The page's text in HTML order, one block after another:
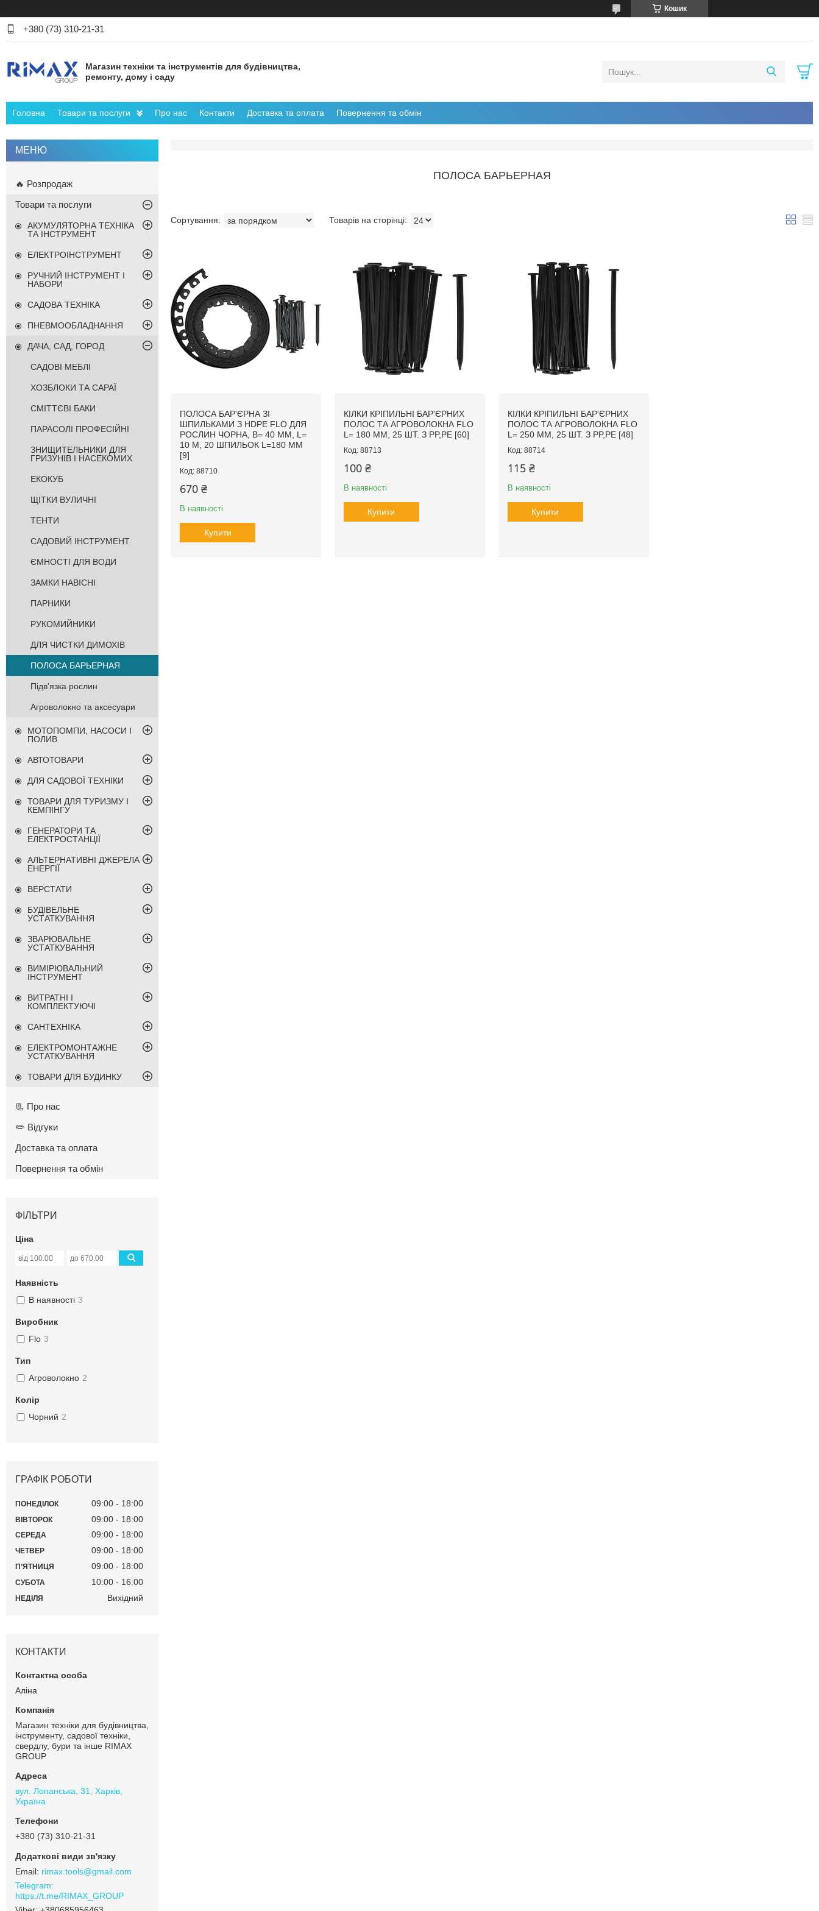
Кошик
+380 (73) 310-21-31
Магазин техніки та інструментів для будівництва,
ремонту, дому і саду
Головна Товари та послуги Про нас Контакти Доставка та оплата Повернення та обмін
ПОЛОСА БАРЬЕРНАЯ
ПОЛОСА БАР'ЄРНА ЗІ
ШПИЛЬКАМИ З HDPE FLO ДЛЯ
РОСЛИН ЧОРНА, B= 40 ММ, L=
10 М, 20 ШПИЛЬОК L=180 ММ
[9]
88710
670 ₴
В наявності
Купити
КІЛКИ КРІПИЛЬНІ БАР'ЄРНИХ
ПОЛОС ТА АГРОВОЛОКНА FLO
L= 180 ММ, 25 ШТ. З PP,PE [60]
88713
100 ₴
В наявності
Купити
КІЛКИ КРІПИЛЬНІ БАР'ЄРНИХ
ПОЛОС ТА АГРОВОЛОКНА FLO
L= 250 ММ, 25 ШТ. З PP,PE [48]
88714
115 ₴
В наявності
Купити
🔥 Розпродаж
Товари та послуги
АКУМУЛЯТОРНА ТЕХНІКА
ТА ІНСТРУМЕНТ
ЕЛЕКТРОІНСТРУМЕНТ
РУЧНИЙ ІНСТРУМЕНТ І
НАБОРИ
САДОВА ТЕХНІКА
ПНЕВМООБЛАДНАННЯ
ДАЧА, САД, ГОРОД
САДОВІ МЕБЛІ
ХОЗБЛОКИ ТА САРАЇ
СМІТТЄВІ БАКИ
ПАРАСОЛІ ПРОФЕСІЙНІ
ЗНИЩИТЕЛЬНИКИ ДЛЯ
ГРИЗУНІВ І НАСЕКОМИХ
ЕКОКУБ
ЩІТКИ ВУЛИЧНІ
ТЕНТИ
САДОВИЙ ІНСТРУМЕНТ
ЄМНОСТІ ДЛЯ ВОДИ
ЗАМКИ НАВІСНІ
ПАРНИКИ
РУКОМИЙНИКИ
ДЛЯ ЧИСТКИ ДИМОХІВ
ПОЛОСА БАРЬЕРНАЯ
Підв'язка рослин
Агроволокно та аксесуари
МОТОПОМПИ, НАСОСИ І
ПОЛИВ
АВТОТОВАРИ
ДЛЯ САДОВОЇ ТЕХНІКИ
ТОВАРИ ДЛЯ ТУРИЗМУ І
КЕМПІНГУ
ГЕНЕРАТОРИ ТА
ЕЛЕКТРОСТАНЦІЇ
АЛЬТЕРНАТИВНІ ДЖЕРЕЛА
ЕНЕРГІЇ
ВЕРСТАТИ
БУДІВЕЛЬНЕ
УСТАТКУВАННЯ
ЗВАРЮВАЛЬНЕ
УСТАТКУВАННЯ
ВИМІРЮВАЛЬНИЙ
ІНСТРУМЕНТ
ВИТРАТНІ І
КОМПЛЕКТУЮЧІ
САНТЕХНІКА
ЕЛЕКТРОМОНТАЖНЕ
УСТАТКУВАННЯ
ТОВАРИ ДЛЯ БУДИНКУ
📃 Про нас
✏️ Відгуки
Доставка та оплата
Повернення та обмін
ФІЛЬТРИ
Ціна
Наявність
В наявності 3
Виробник
Flo 3
Тип
Агроволокно 2
Колір
Чорний 2
ГРАФІК РОБОТИ
ПОНЕДІЛОК 09:00 18:00
ВІВТОРОК 09:00 18:00
СЕРЕДА 09:00 18:00
ЧЕТВЕР 09:00 18:00
ПʼЯТНИЦЯ 09:00 18:00
СУБОТА 10:00 16:00
НЕДІЛЯ Вихідний
КОНТАКТИ
Аліна
Магазин техніки для будівництва,
інструменту, садової техніки,
свердлу, бури та інше RIMAX
GROUP
вул. Лопанська, 31, Харків,
Україна
+380 (73) 310-21-31
rimax.tools@gmail.com
https://t.me/RIMAX_GROUP